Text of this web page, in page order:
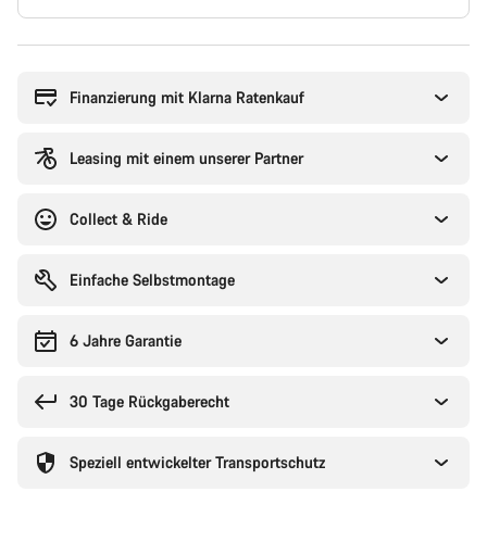
Finanzierung mit Klarna Ratenkauf
Leasing mit einem unserer Partner
Collect & Ride
Einfache Selbstmontage
6 Jahre Garantie
30 Tage Rückgaberecht
Speziell entwickelter Transportschutz